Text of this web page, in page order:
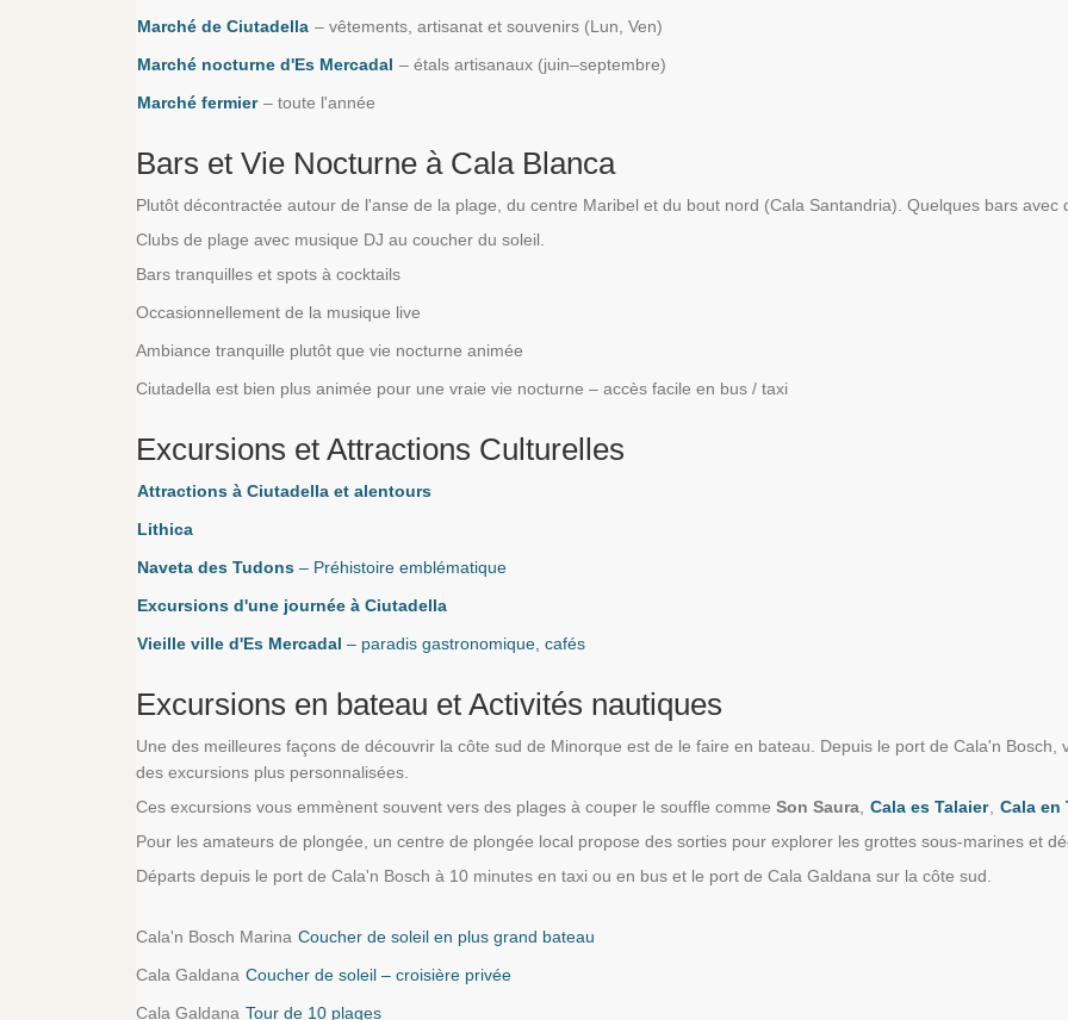
Marché de Ciutadella – vêtements, artisanat et souvenirs (Lun, Ven)
Marché nocturne d'Es Mercadal – étals artisanaux (juin–septembre)
Marché fermier – toute l'année
Bars et Vie Nocturne à Cala Blanca
Plutôt décontractée autour de l'anse de la plage, du centre Maribel et du bout nord (Cala Santandria). Quelques bars avec
Clubs de plage avec musique DJ au coucher du soleil.
Bars tranquilles et spots à cocktails
Occasionnellement de la musique live
Ambiance tranquille plutôt que vie nocturne animée
Ciutadella est bien plus animée pour une vraie vie nocturne – accès facile en bus / taxi
Excursions et Attractions Culturelles
Attractions à Ciutadella et alentours
Lithica
Naveta des Tudons – Préhistoire emblématique
Excursions d'une journée à Ciutadella
Vieille ville d'Es Mercadal – paradis gastronomique, cafés
Excursions en bateau et Activités nautiques
Une des meilleures façons de découvrir la côte sud de Minorque est de le faire en bateau. Depuis le port de Cala'n
des excursions plus personnalisées.
Ces excursions vous emmènent souvent vers des plages à couper le souffle comme Son Saura Cala es Talaier Cala en
Pour les amateurs de plongée, un centre de plongée local propose des sorties pour explorer les grottes sous-marines et
Départs depuis le port de Cala'n Bosch à 10 minutes en taxi ou en bus et le port de Cala Galdana sur la côte sud.
Cala'n Bosch Marina Coucher de soleil en plus grand bateau
Cala Galdana Coucher de soleil – croisière privée
Cala Galdana Tour de 10 plages